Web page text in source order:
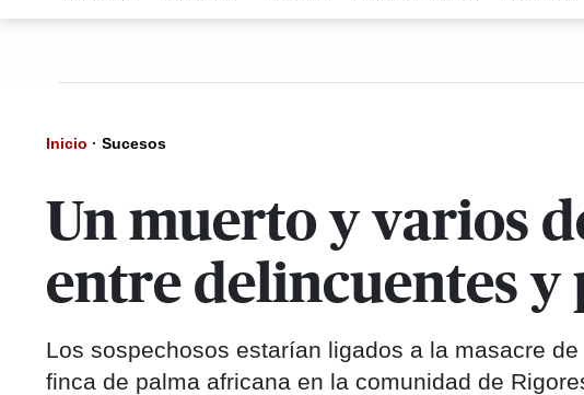
Inicio · Sucesos
Un muerto y varios
entre delincuentes y
Los sospechosos estarían ligados a la masacre
finca de palma africana en la comunidad de